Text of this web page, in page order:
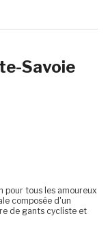
Savoie
pour tous les amoureux
composée d'un
de gants cycliste et